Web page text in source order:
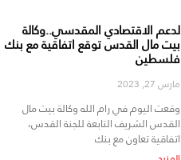
لدعم الاقتصادي المقدسي..وكالة
بيت مال القدس توقع اتفاقية مع بنك
فلسطين
مارس 27, 2023
وقعت اليوم في رام الله وكالة بيت مال
القدس الشريف التابعة للجنة القدس،
اتفاقية تعاون مع بنك